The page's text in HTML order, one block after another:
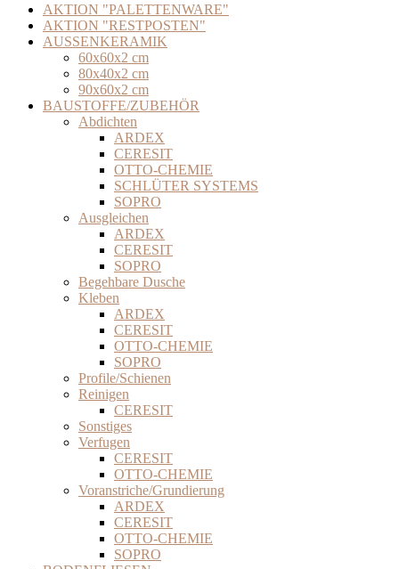
AKTION "PALETTENWARE"
AKTION "RESTPOSTEN"
AUSSENKERAMIK
60x60x2 cm
80x40x2 cm
90x60x2 cm
BAUSTOFFE/ZUBEHÖR
Abdichten
ARDEX
CERESIT
OTTO-CHEMIE
SCHLÜTER SYSTEMS
SOPRO
Ausgleichen
ARDEX
CERESIT
SOPRO
Begehbare Dusche
Kleben
ARDEX
CERESIT
OTTO-CHEMIE
SOPRO
Profile/Schienen
Reinigen
CERESIT
Sonstiges
Verfugen
CERESIT
OTTO-CHEMIE
Voranstriche/Grundierung
ARDEX
CERESIT
OTTO-CHEMIE
SOPRO